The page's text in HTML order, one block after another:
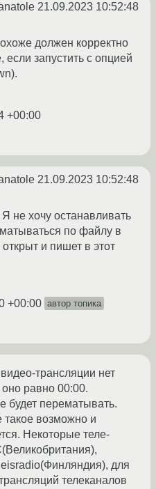
21.09.2023 10:52:48
должен корректно
запустить с опцией
+00:00
21.09.2023 10:52:48
не хочу останавливать
по файлу в
и пишет в этот
+00:00 автор топика
трансляции нет
равно 00:00.
будет перематывать.
такое возможно и
Некоторые теле-
для
телеканалов